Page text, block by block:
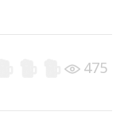
475